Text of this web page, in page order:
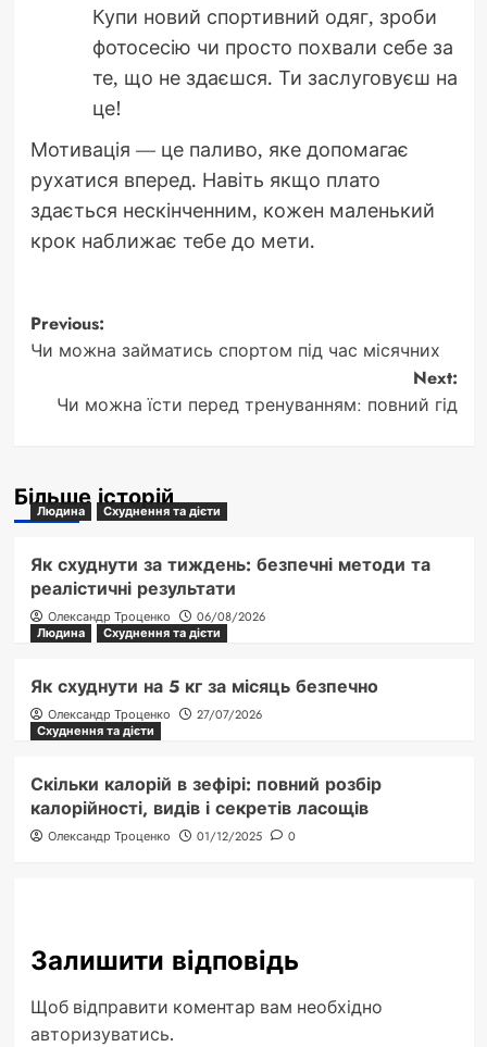
Купи новий спортивний одяг, зроби
фотосесію чи просто похвали себе за
те, що не здаєшся. Ти заслуговуєш на
це!
Мотивація — це паливо, яке допомагає
рухатися вперед. Навіть якщо плато
здається нескінченним, кожен маленький
крок наближає тебе до мети.
Post
navigation
Previous:
Чи можна займатись спортом під час місячних
Next:
Чи можна їсти перед тренуванням: повний гід
Більше історій
Людина Схуднення та дієти
Як схуднути за тиждень: безпечні методи та
реалістичні результати
Олександр Троценко
06/08/2026
Людина
Схуднення та дієти
Як схуднути на 5 кг за місяць безпечно
Олександр Троценко
27/07/2026
Схуднення та дієти
Скільки калорій в зефірі: повний розбір
калорійності, видів і секретів ласощів
Олександр Троценко 01/12/2025 0
Залишити відповідь
Щоб відправити коментар вам необхідно
авторизуватись.